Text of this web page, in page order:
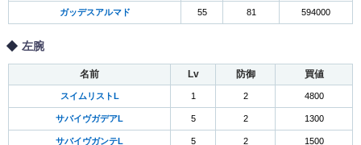
ガッデスアルマド 55 81 594000
左腕
名前 Lv 防御 買値
スイムリストL 1 2 4800
サバイヴガデアL 5 2 1300
サバイヴガンテL 5 2 1500